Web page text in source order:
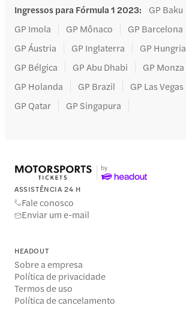
Ingressos para Fórmula 1 2023: GP Baku
GP Imola
GP Mônaco
GP Barcelona
GP Áustria
GP Inglaterra
GP Hungria
GP Bélgica
GP Abu Dhabi
GP Monza
GP Holanda
GP Brazil GP Las Vegas
GP Qatar
GP Singapura
ASSISTÊNCIA 24 H
Fale conosco
Enviar um e-mail
HEADOUT
Sobre a empresa
Política de privacidade
Termos de uso
Política de cancelamento